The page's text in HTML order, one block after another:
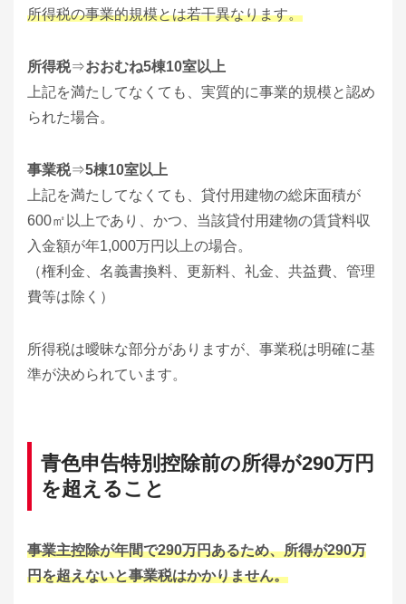
所得税の事業的規模とは若干異なります。
所得税⇒おおむね5棟10室以上
上記を満たしてなくても、実質的に事業的規模と認め
られた場合。
事業税⇒5棟10室以上
上記を満たしてなくても、貸付用建物の総床面積が
600㎡以上であり、かつ、当該貸付用建物の賃貸料収
入金額が年1,000万円以上の場合。
（権利金、名義書換料、更新料、礼金、共益費、管理
費等は除く）
所得税は曖昧な部分がありますが、事業税は明確に基
準が決められています。
青色申告特別控除前の所得が290万円
を超えること
事業主控除が年間で290万円あるため、所得が290万
円を超えないと事業税はかかりません。